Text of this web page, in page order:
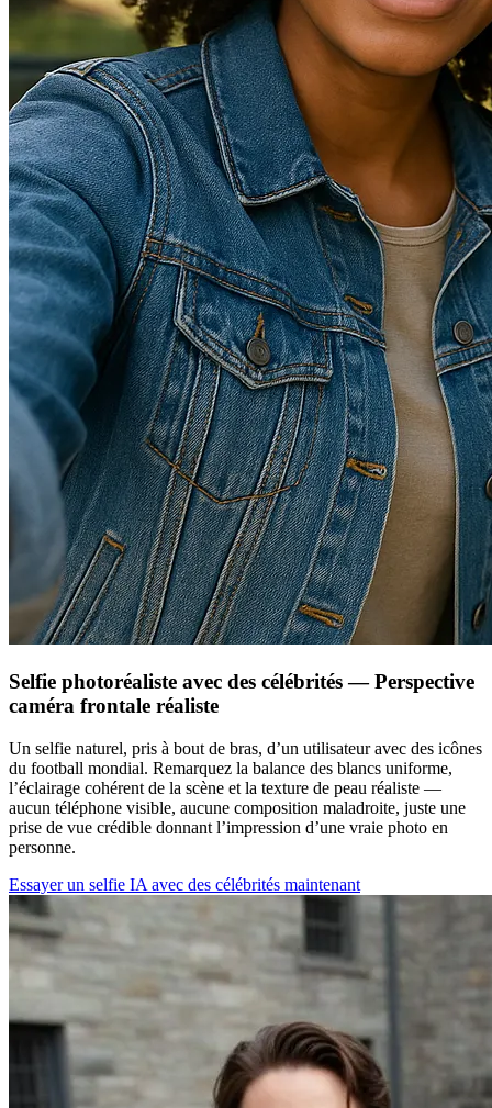
Selfie photoréaliste avec des célébrités — Perspective
caméra frontale réaliste
Un selfie naturel, pris à bout de bras, d’un utilisateur avec des icônes
du football mondial. Remarquez la balance des blancs uniforme,
l’éclairage cohérent de la scène et la texture de peau réaliste —
aucun téléphone visible, aucune composition maladroite, juste une
prise de vue crédible donnant l’impression d’une vraie photo en
personne.
Essayer un selfie IA avec des célébrités maintenant